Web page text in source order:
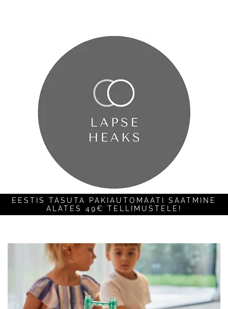
EESTIS TASUTA PAKIAUTOMAATI SAATMINE
ALATES 49€ TELLIMUSTELE!